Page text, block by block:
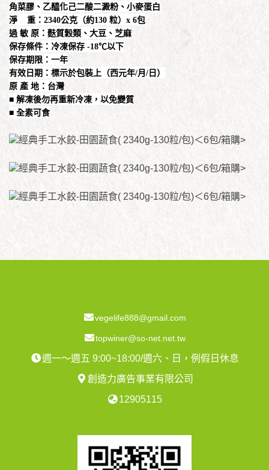
角菜膠、乙醯化己二酸二澱粉、小麥蛋白
淨 重：2340公克（約130 粒）x 6包
過 敏 原：麩質穀類、大豆、芝麻
保存條件：冷凍保存 -18℃以下
保存期限：一年
有效日期：標示於包裝上（西元年/月/日）
原 產 地：台灣
■ 解凍後勿再重新冷凍，以免變質
■ 全素可食
vegelife888@gmail.com
topwiner@so-net.net.tw
週一～週五 9:00~18:00/週六、日，例假日休息
創造力廣告事業有限公司
12905115